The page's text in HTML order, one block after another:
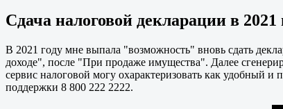
Сдача налоговой декларации в 2021
В 2021 году мне выпала "возможность" вновь сдать
доходе", после "При продаже имущества". Далее
сервис налоговой могу охарактеризовать как удобный
поддержки 8 800 222 2222.